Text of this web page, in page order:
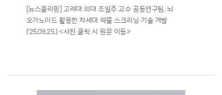
[뉴스클리핑] 고려대 의대 조일주 교수 공동연구팀, 뇌
오가노이드 활용한 차세대 약물 스크리닝 기술 개발
('25.09.25.) <사진 클릭 시 원문 이동>